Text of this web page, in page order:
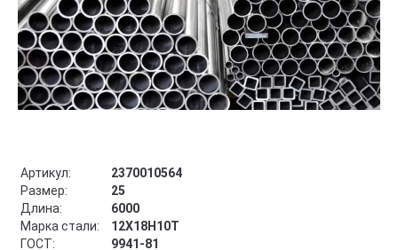
Артикул:
2370010564
Размер:
25
Длина:
6000
Марка стали:
12Х18Н10Т
ГОСТ:
9941-81